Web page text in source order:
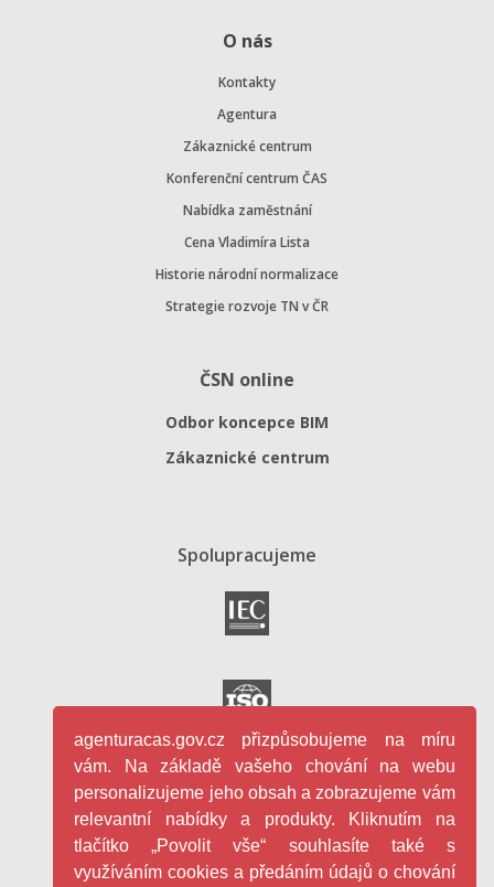
O nás
Kontakty
Agentura
Zákaznické centrum
Konferenční centrum ČAS
Nabídka zaměstnání
Cena Vladimíra Lista
Historie národní normalizace
Strategie rozvoje TN v ČR
ČSN online
Odbor koncepce BIM
Zákaznické centrum
Spolupracujeme
agenturacas.gov.cz přizpůsobujeme na míru
vám. Na základě vašeho chování na webu
personalizujeme jeho obsah a zobrazujeme vám
relevantní nabídky a produkty. Kliknutím na
tlačítko „Povolit vše“ souhlasíte také s
využíváním cookies a předáním údajů o chování